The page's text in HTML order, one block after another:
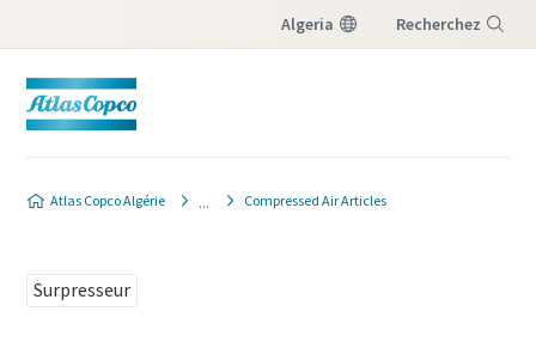
Algeria Recherchez
Atlas Copco Algérie Compressed Air Articles
Surpresseur